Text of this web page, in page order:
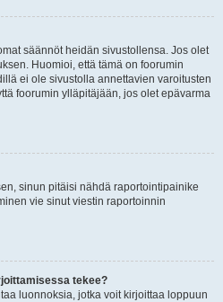
säännöt heidän sivustollensa. Jos olet
Huomioi, että tämä on foorumin
ei ole sivustolla annettavien varoitusten
foorumin ylläpitäjään, jos olet epävarma
sinun pitäisi nähdä raportointipainike
vie sinut viestin raportoinnin
tekee?
luonnoksia, jotka voit kirjoittaa loppuun